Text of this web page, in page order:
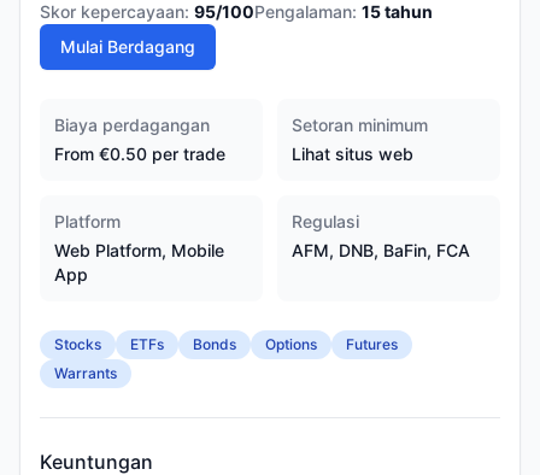
Skor kepercayaan: 95/100Pengalaman: 15tahun
Mulai Berdagang
Biaya perdagangan
From €0.50 per trade
Setoran minimum
Lihat situs web
Platform
Web Platform, Mobile
App
Regulasi
AFM, DNB, BaFin, FCA
Stocks ETFs Bonds Options
Futures
Warrants
Keuntungan